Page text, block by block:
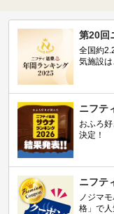
第20回
全国約
気施設は
ニフテ
おふろ
決定！
ニフテ
ノジマ
格」で人